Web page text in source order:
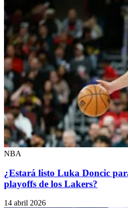
NBA
¿Estará listo Luka Doncic
playoffs de los Lakers?
14 abril 2026